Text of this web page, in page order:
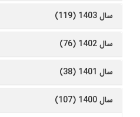
سال 1403 (119)
سال 1402 (76)
سال 1401 (38)
سال 1400 (107)